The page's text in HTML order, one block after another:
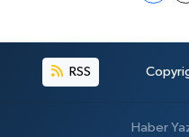
RSS
Haber